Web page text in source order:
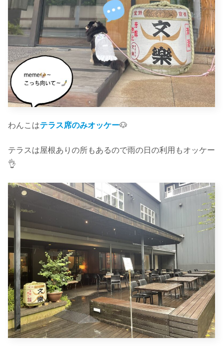
わんこはテラス席のみオッケー🐶
テラスは屋根ありの所もあるので雨の日の利用もオッケー
👌